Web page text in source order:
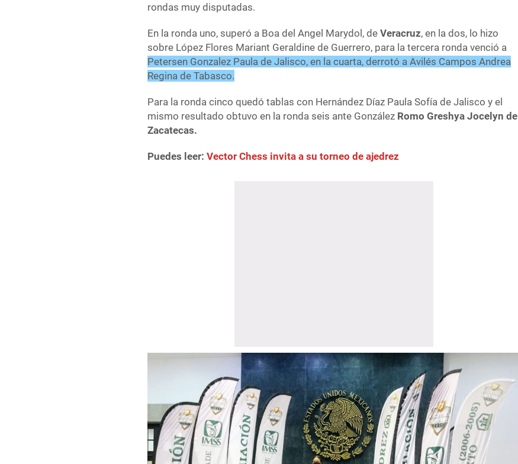
rondas muy disputadas.
En la ronda uno, superó a Boa del Angel Marydol, deVeracruz, en la dos, lo hizo
sobre López Flores Mariant Geraldine de Guerrero, para la tercera ronda venció a
Petersen Gonzalez Paula de Jalisco, en la cuarta, derrotó a Avilés Campos Andrea
Regina de Tabasco.
Para la ronda cinco quedó tablas con Hernández Díaz Paula Sofía de Jalisco y el
mismo resultado obtuvo en la ronda seis ante González Romo Greshya Jocelyn de
Zacatecas.
Puedes leer:Vector Chess invita a su torneo de ajedrez